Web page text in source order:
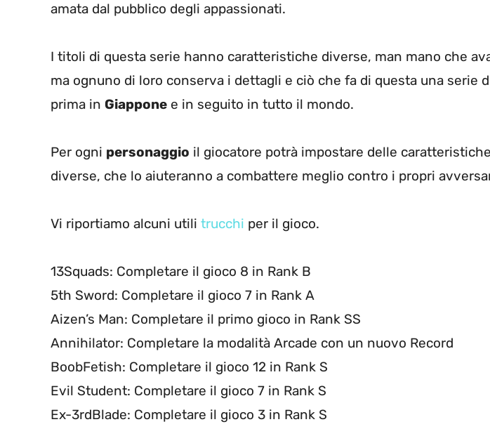
amata dal pubblico degli appassionati.
I titoli di questa serie hanno caratteristiche diverse, man mano che
ma ognuno di loro conserva i dettagli e ciò che fa di questa una serie
prima in Giappone e in seguito in tutto il mondo.
Per ogni personaggio il giocatore potrà impostare delle
diverse, che lo aiuteranno a combattere meglio contro i propri
Vi riportiamo alcuni utili trucchi per il gioco.
13Squads: Completare il gioco 8 in Rank B
5th Sword: Completare il gioco 7 in Rank A
Aizen’s Man: Completare il primo gioco in Rank SS
Annihilator: Completare la modalità Arcade con un nuovo Record
BoobFetish: Completare il gioco 12 in Rank S
Evil Student: Completare il gioco 7 in Rank S
Ex-3rdBlade: Completare il gioco 3 in Rank S